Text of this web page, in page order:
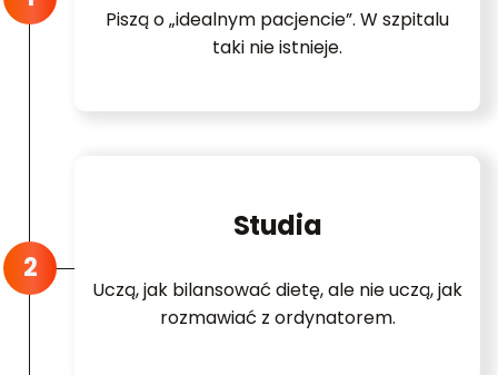
Piszą o „idealnym pacjencie”. W szpitalu
taki nie istnieje.
Studia
Uczą, jak bilansować dietę, ale nie uczą, jak
rozmawiać z ordynatorem.